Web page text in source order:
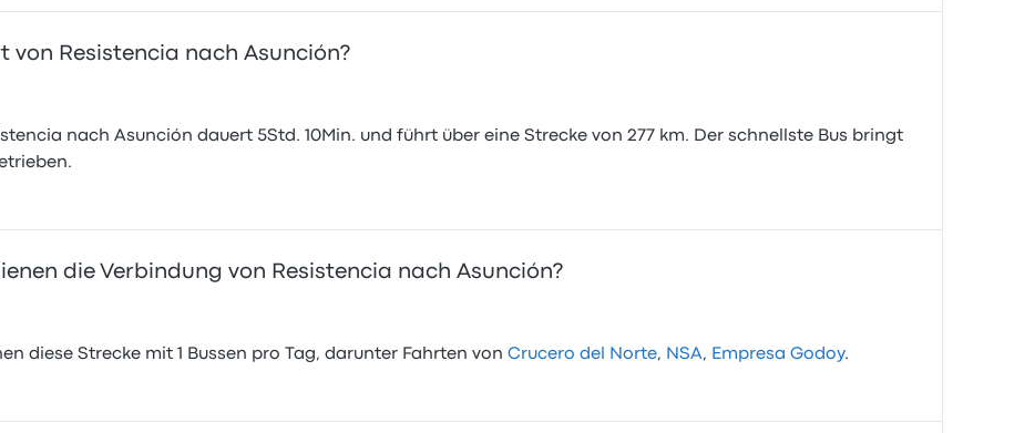
Resistencia nach Asunción?
nach Asunción dauert 5Std. 10Min. und führt über eine Strecke von 277 km. Der schnellste Bus bringt
die Verbindung von Resistencia nach Asunción?
diese Strecke mit 1 Bussen pro Tag, darunter Fahrten von Crucero del Norte, NSA, Empresa Godoy.